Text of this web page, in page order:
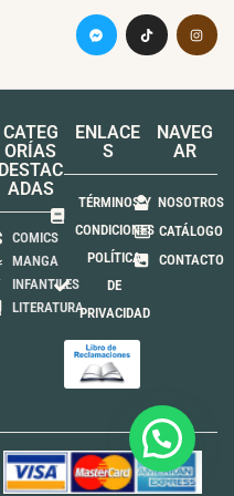
CATEG
ORÍAS
DESTAC
ADAS
COMICS
MANGA
INFANTILES
LITERATURA
ENLACE
S
TÉRMINOS Y
CONDICIONES
POLÍTICA
DE
PRIVACIDAD
NAVEG
AR
NOSOTROS
CATÁLOGO
CONTACTO